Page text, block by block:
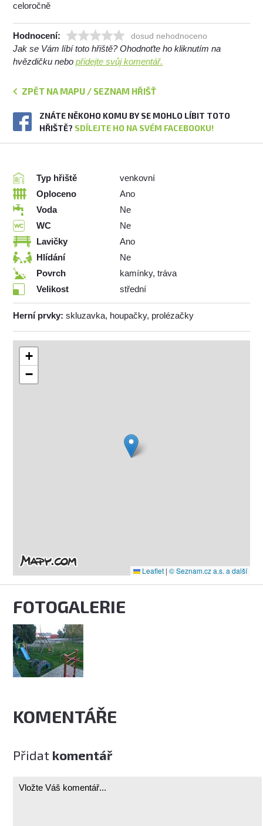
celoročně
Hodnocení: dosud nehodnoceno
Jak se Vám líbí toto hřiště? Ohodnoťte ho kliknutím na
hvězdičku nebopřidejte svůj komentář.
ZPĚT NA MAPU / SEZNAM HŘIŠŤ
ZNÁTE NĚKOHO KOMU BY SE MOHLO LÍBIT TOTO
HŘIŠTĚ? SDÍLEJTE HO NA SVÉM FACEBOOKU!
Typ hřiště
venkovní
Oploceno
Ano
Voda
Ne
WC
Ne
Lavičky
Ano
Hlídání
Ne
Povrch
kamínky, tráva
Velikost
střední
Herní prvky: skluzavka, houpačky, prolézačky
+
−
Leaflet | © Seznam.cz a.s. a další
FOTOGALERIE
KOMENTÁŘE
Přidat komentář